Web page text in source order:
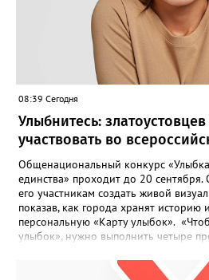
08:39 Сегодня
Улыбнитесь:
участвовать во
Общенациональный конкурс
единства» проходит до 20 сентября.
его участникам создать живой
показав, как города хранят историю
персональную «Карту улыбок».
улыбок», нужно выполнить четыре
улыбок»; загрузить фотографию с